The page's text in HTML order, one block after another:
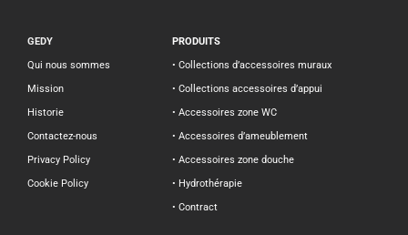
GEDY
Qui nous sommes
Mission
Historie
Contactez-nous
Privacy Policy
Cookie Policy
PRODUITS
• Collections d’accessoires muraux
• Collections accessoires d’appui
• Accessoires zone WC
• Accessoires d’ameublement
• Accessoires zone douche
• Hydrothérapie
• Contract